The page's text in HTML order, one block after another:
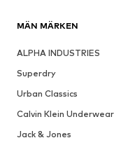
MÄN MÄRKEN
ALPHA INDUSTRIES
Superdry
Urban Classics
Calvin Klein Underwear
Jack & Jones